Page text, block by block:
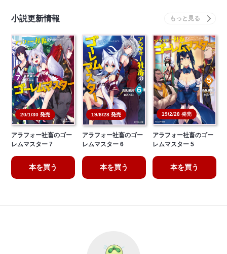
小説更新情報
20/1/30 発売
アラフォー社畜のゴー
レムマスター 7
本を買う
19/6/28 発売
アラフォー社畜のゴー
レムマスター 6
本を買う
19/2/28 発売
アラフォー社畜のゴー
レムマスター 5
本を買う